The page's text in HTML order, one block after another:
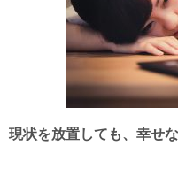
現状を放置しても、幸せ